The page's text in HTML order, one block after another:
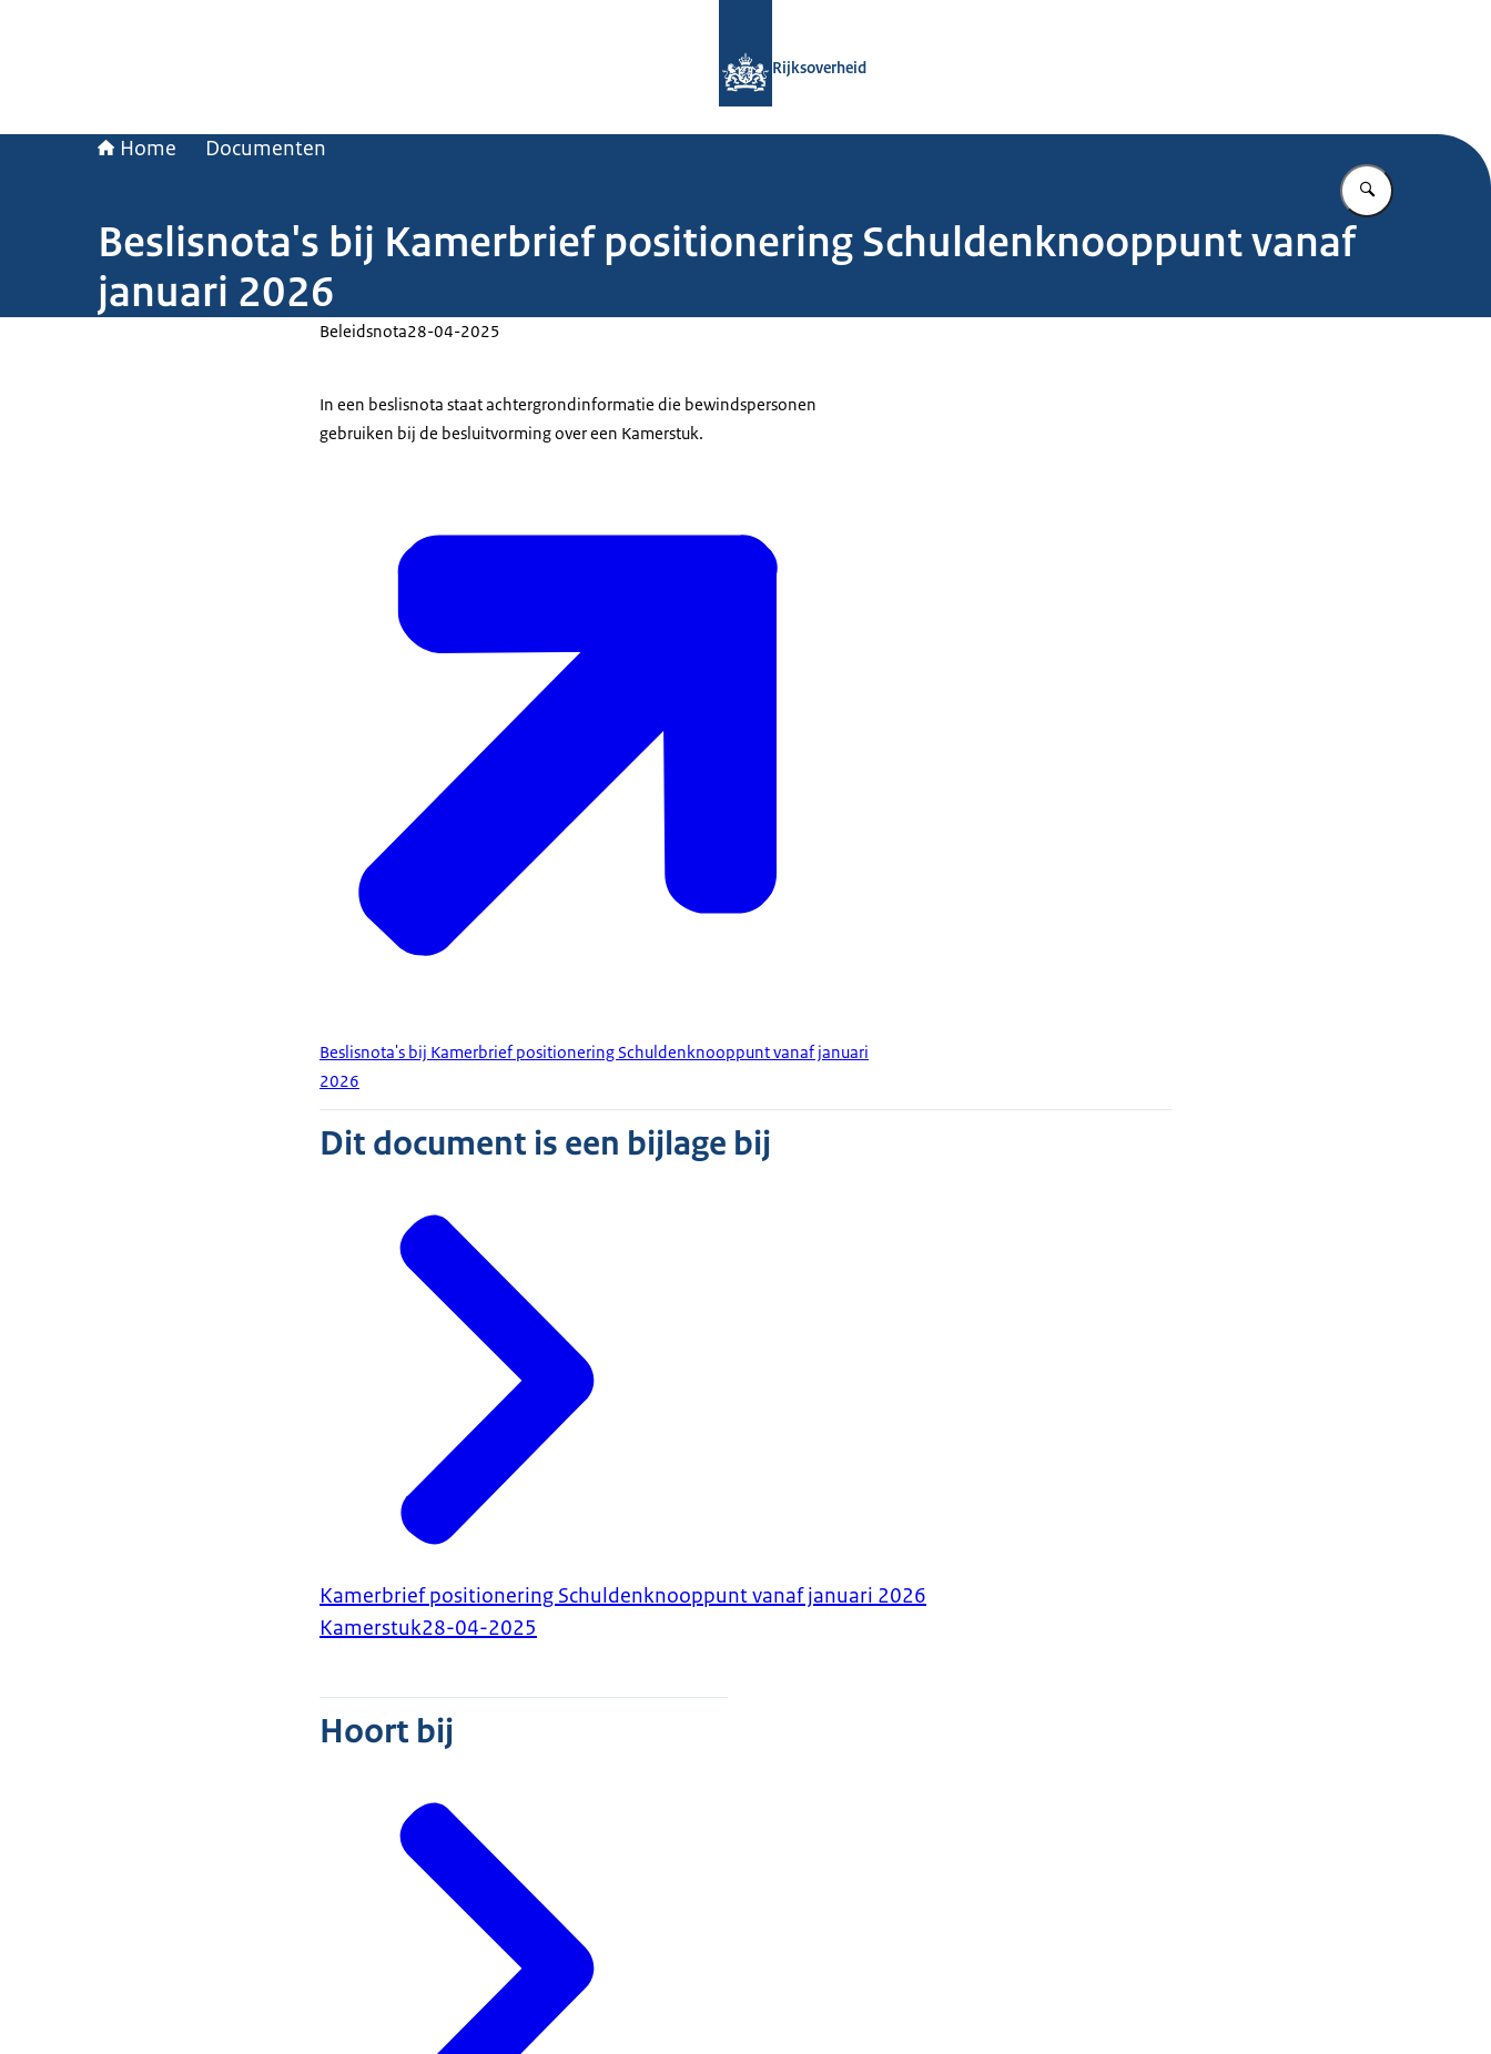
Rijksoverheid
Home Documenten
Vul in wat u
Beslisnota's bij Kamerbrief positionering Schuldenknooppunt vanaf
januari 2026
Beleidsnota28-04-2025
In een beslisnota staat achtergrondinformatie die bewindspersonen
gebruiken bij de besluitvorming over een Kamerstuk.
Beslisnota's bij Kamerbrief positionering Schuldenknooppunt vanaf januari
2026
Dit document is een bijlage bij
Kamerbrief positionering Schuldenknooppunt vanaf januari 2026
Kamerstuk28-04-2025
Hoort bij